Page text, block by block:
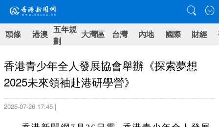
頭條 港澳 五年規
劃
大灣區 台灣 內地 國際 財經
香港青少年全人發展協會舉辦《探索夢想
2025未來領袖赴港研學營》
2025-07-26 17:45 |